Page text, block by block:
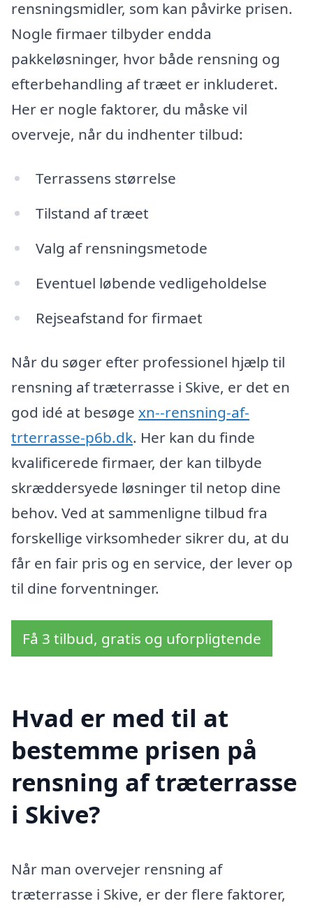
rensningsmidler, som kan påvirke prisen.
Nogle firmaer tilbyder endda
pakkeløsninger, hvor både rensning og
efterbehandling af træet er inkluderet.
Her er nogle faktorer, du måske vil
overveje, når du indhenter tilbud:
Terrassens størrelse
Tilstand af træet
Valg af rensningsmetode
Eventuel løbende vedligeholdelse
Rejseafstand for firmaet
Når du søger efter professionel hjælp til
rensning af træterrasse i Skive, er det en
god idé at besøge xn--rensning-af-
trterrasse-p6b.dk. Her kan du finde
kvalificerede firmaer, der kan tilbyde
skræddersyede løsninger til netop dine
behov. Ved at sammenligne tilbud fra
forskellige virksomheder sikrer du, at du
får en fair pris og en service, der lever op
til dine forventninger.
Få 3 tilbud, gratis og uforpligtende
Hvad er med til at
bestemme prisen på
rensning af træterrasse
i Skive?
Når man overvejer rensning af
træterrasse i Skive, er der flere faktorer,